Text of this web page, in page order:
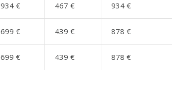
934 € 467 € 934 €
699 € 439 € 878 €
699 € 439 € 878 €